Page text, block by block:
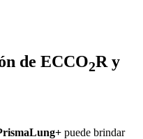
de ECCO2R y
puede brindar